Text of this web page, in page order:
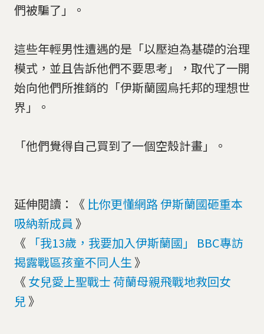
們被騙了」。
這些年輕男性遭遇的是「以壓迫為基礎的治理
模式，並且告訴他們不要思考」，取代了一開
始向他們所推銷的「伊斯蘭國烏托邦的理想世
界」。
「他們覺得自己買到了一個空殼計畫」。
延伸閱讀：《 比你更懂網路 伊斯蘭國砸重本
吸納新成員 》
《
「我13歲，我要加入伊斯蘭國」 BBC專訪
揭露戰區孩童不同人生 》
《 女兒愛上聖戰士 荷蘭母親飛戰地救回女
兒 》